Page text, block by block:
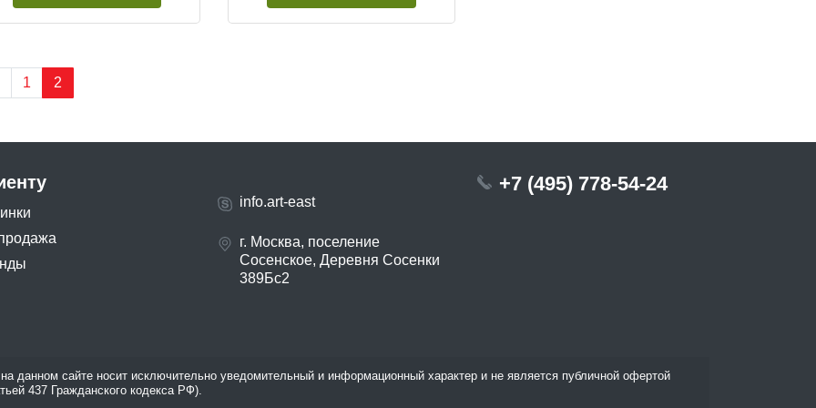
1 2
info.art-east
г. Москва, поселение
Сосенское, Деревня Сосенки
389Бс2
+7 (495) 778-54-24
сайте носит исключительно уведомительный и информационный характер и не является публичной офертой
437 Гражданского кодекса РФ).